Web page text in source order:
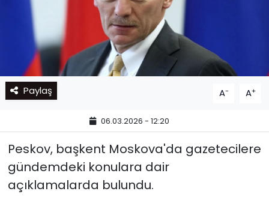
Paylaş A- A+
06.03.2026 - 12:20
Peskov, başkent Moskova'da gazetecilere
gündemdeki konulara dair
açıklamalarda bulundu.